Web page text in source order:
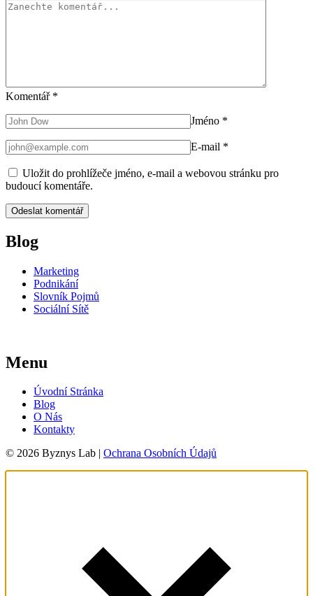
Komentář *
Jméno *
E-mail *
Uložit do prohlížeče jméno, e-mail a webovou stránku pro
budoucí komentáře.
Blog
Marketing
Podnikání
Slovník Pojmů
Sociální Sítě
Menu
Úvodní Stránka
Blog
O Nás
Kontakty
© 2026 Byznys Lab | Ochrana Osobních Údajů